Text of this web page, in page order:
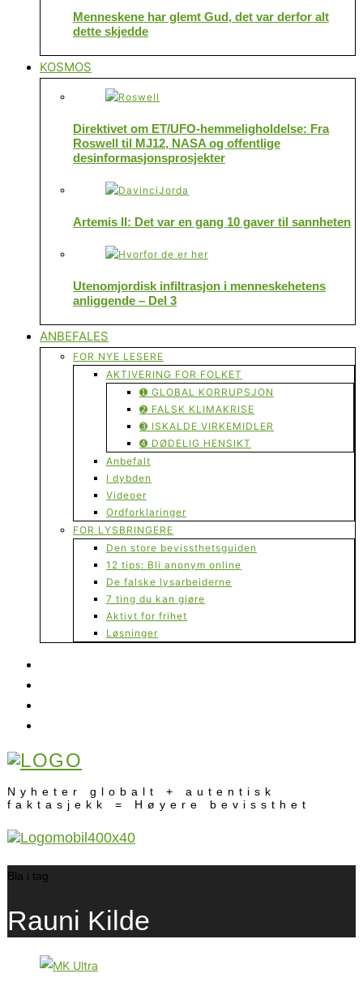
Menneskene har glemt Gud, det var derfor alt
dette skjedde
KOSMOS
Direktivet om ET/UFO-hemmeligholdelse: Fra
Roswell til MJ12, NASA og offentlige
desinformasjonsprosjekter
Artemis II: Det var en gang 10 gaver til sannheten
Utenomjordisk infiltrasjon i menneskehetens
anliggende – Del 3
ANBEFALES
FOR NYE LESERE
AKTIVERING FOR FOLKET
➊ GLOBAL KORRUPSJON
➋ FALSK KLIMAKRISE
➌ ISKALDE VIRKEMIDLER
➍ DØDELIG HENSIKT
Anbefalt
I dybden
Videoer
Ordforklaringer
FOR LYSBRINGERE
Den store bevissthetsguiden
12 tips: Bli anonym online
De falske lysarbeiderne
7 ting du kan gjøre
Aktivt for frihet
Løsninger
Nyheter globalt + autentisk
faktasjekk = Høyere bevissthet
Bla i tag
Rauni Kilde